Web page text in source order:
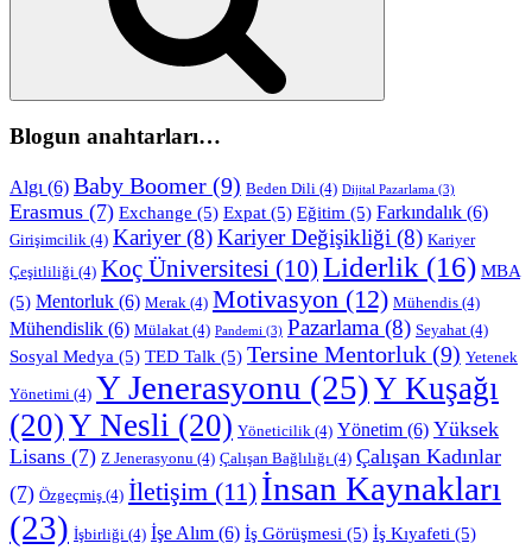
Blogun anahtarları…
Algı (6) Baby Boomer (9) Beden Dili (4) Dijital Pazarlama (3)
Erasmus (7) Exchange (5) Expat (5) Eğitim (5) Farkındalık (6)
Girişimcilik (4) Kariyer(8)Kariyer Değişikliği (8) Kariyer
Çeşitliliği (4) Koç Üniversitesi (10) Liderlik (16) MBA
(5) Mentorluk (6) Merak (4) Motivasyon (12) Mühendis (4)
Mühendislik (6) Mülakat (4) Pandemi (3) Pazarlama (8) Seyahat (4)
Sosyal Medya (5) TED Talk (5) Tersine Mentorluk (9) Yetenek
Yönetimi (4) Y Jenerasyonu (25)Y Kuşağı
(20)Y Nesli (20) Yöneticilik (4) Yönetim (6) Yüksek
Lisans (7) Z Jenerasyonu (4) Çalışan Bağlılığı (4) Çalışan Kadınlar
(7) Özgeçmiş (4) İletişim (11) İnsan Kaynakları
(23) İşbirliği (4) İşe Alım (6) İş Görüşmesi (5) İş Kıyafeti (5)